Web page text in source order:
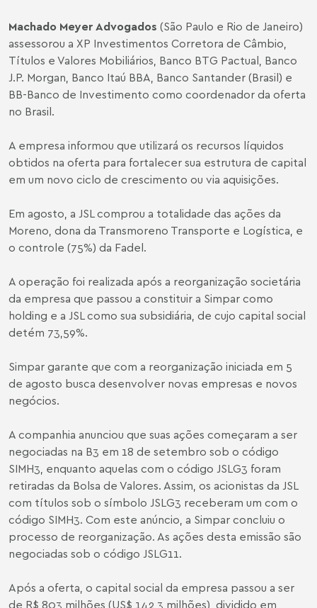
Machado Meyer Advogados (São Paulo e Rio de Janeiro)
assessorou a XP Investimentos Corretora de Câmbio,
Títulos e Valores Mobiliários, Banco BTG Pactual, Banco
J.P. Morgan, Banco Itaú BBA, Banco Santander (Brasil) e
BB-Banco de Investimento como coordenador da oferta
no Brasil.
A empresa informou que utilizará os recursos líquidos
obtidos na oferta para fortalecer sua estrutura de capital
em um novo ciclo de crescimento ou via aquisições.
Em agosto, a JSL comprou a totalidade das ações da
Moreno, dona da Transmoreno Transporte e Logística, e
o controle (75%) da Fadel.
A operação foi realizada após a reorganização societária
da empresa que passou a constituir a Simpar como
holding e a JSL como sua subsidiária, de cujo capital social
detém 73,59%.
Simpar garante que com a reorganização iniciada em 5
de agosto busca desenvolver novas empresas e novos
negócios.
A companhia anunciou que suas ações começaram a ser
negociadas na B3 em 18 de setembro sob o código
SIMH3, enquanto aquelas com o código JSLG3 foram
retiradas da Bolsa de Valores. Assim, os acionistas da JSL
com títulos sob o símbolo JSLG3 receberam um com o
código SIMH3. Com este anúncio, a Simpar concluiu o
processo de reorganização. As ações desta emissão são
negociadas sob o código JSLG11.
Após a oferta, o capital social da empresa passou a ser
de R$ 803 milhões (US$ 142,3 milhões), dividido em